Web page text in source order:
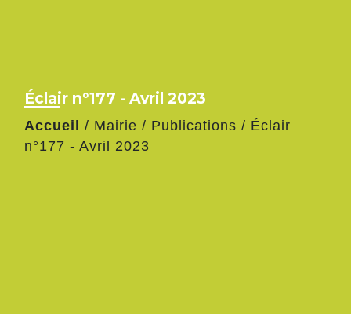
Éclair n°177 - Avril 2023
Accueil / Mairie / Publications / Éclair
n°177 - Avril 2023